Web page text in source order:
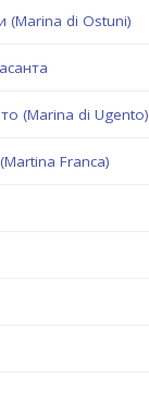
(Marina di Ostuni)
(Marina di Ugento)
Franca)